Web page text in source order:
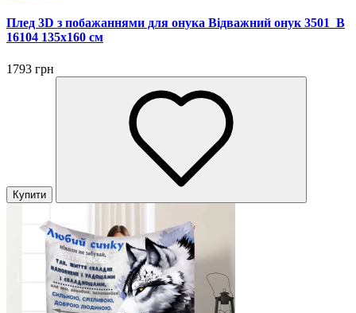
Плед 3D з побажаннями для онука Відважний онук 3501_B
16104 135х160 см
1793 грн
Купити